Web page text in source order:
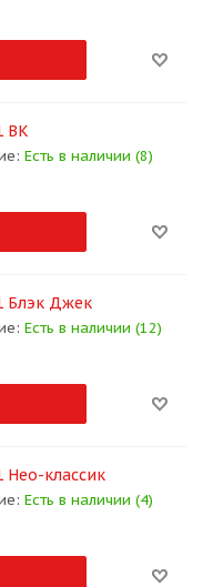
BK
Есть в наличии (8)
Блэк Джек
Есть в наличии (12)
Нео-классик
Есть в наличии (4)